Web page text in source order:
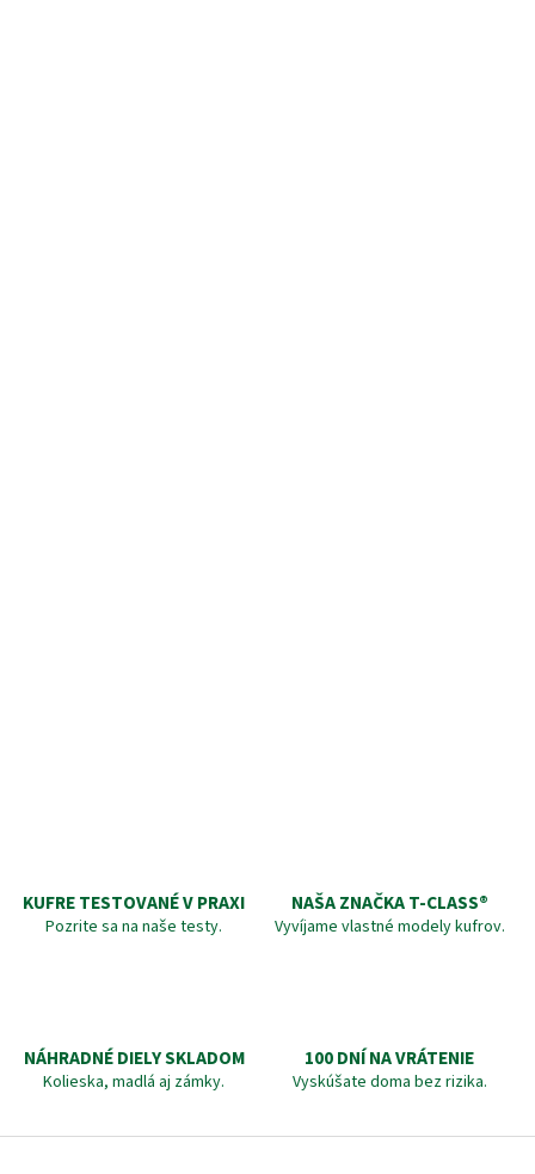
KUFRE TESTOVANÉ V PRAXI
Pozrite sa na naše testy.
NAŠA ZNAČKA T-CLASS®
Vyvíjame vlastné modely kufrov.
NÁHRADNÉ DIELY SKLADOM
Kolieska, madlá aj zámky.
100 DNÍ NA VRÁTENIE
Vyskúšate doma bez rizika.
Z